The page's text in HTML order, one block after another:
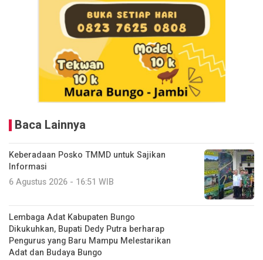
Baca Lainnya
Keberadaan Posko TMMD untuk Sajikan
Informasi
6 Agustus 2026 - 16:51 WIB
Lembaga Adat Kabupaten Bungo
Dikukuhkan, Bupati Dedy Putra berharap
Pengurus yang Baru Mampu Melestarikan
Adat dan Budaya Bungo